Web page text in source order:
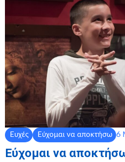
Ευχές Εύχομαι να αποκτήσω 6
Εύχομαι να